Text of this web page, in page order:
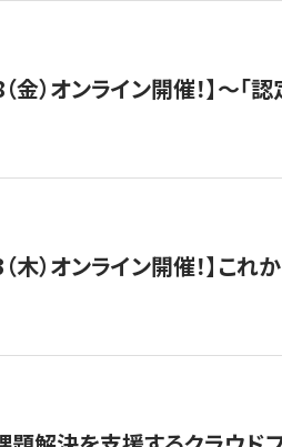
金）オンライン開催！】〜
木）オンライン開催！】こ